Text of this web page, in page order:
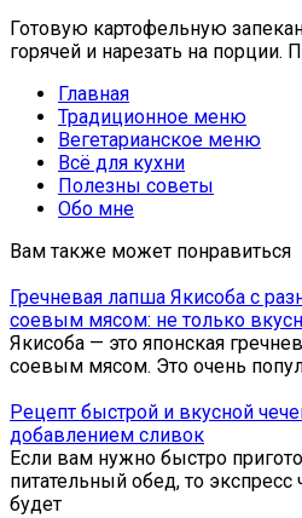
Готовую картофельную
горячей и нарезать на порции.
Главная
Традиционное меню
Вегетарианское меню
Всё для кухни
Полезны советы
Обо мне
Вам также может понравиться
Гречневая лапша Якисоба с
соевым мясом: не только
Якисоба — это японская
соевым мясом. Это очень
Рецепт быстрой и вкусной
добавлением сливок
Если вам нужно быстро
питательный обед, то
будет